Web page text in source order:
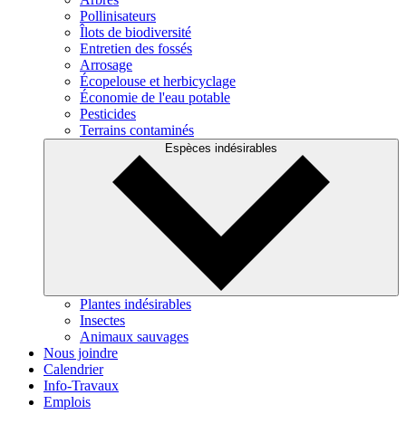
Pollinisateurs
Îlots de biodiversité
Entretien des fossés
Arrosage
Écopelouse et herbicyclage
Économie de l'eau potable
Pesticides
Terrains contaminés
Espèces indésirables
Plantes indésirables
Insectes
Animaux sauvages
Nous joindre
Calendrier
Info-Travaux
Emplois